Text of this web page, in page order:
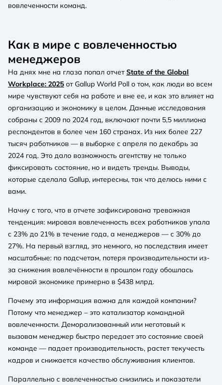
вовлеченности команд.
Как в мире с вовлеченностью
менеджеров
На днях мне на глаза попал отчетState of the Global
Workplace: 2025 от Gallup World Poll о том, как люди во всем
мире чувствуют себя на работе и вне ее, и как это влияет на
организацию и экономику в целом. Данные исследования
собраны с 2009 по 2024 год, включают почти 5,5 миллиона
респондентов в более чем 160 странах. Из них более 227
тысяч работников — в выборке с апреля по декабрь за
2024 год. Это дало возможность агентству не только
фиксировать состояние, но и видеть тренды. Выводы,
которые сделала Gallup, интересны, так что делюсь ними с
вами.
Начну с того, что в отчете зафиксирована тревожная
тенденция: мировая вовлеченность всех работников упала
с 23% до 21% в течение года, а менеджеров — с 30% до
27%. На первый взгляд, это немного, но последствия имеет
масштабные: по подсчетам, потеря производительности из-
за снижения вовлечённости в прошлом году обошлась
мировой экономике примерно в $438 млрд.
Почему эта информация важна для каждой компании?
Потому что менеджер – это катализатор командной
вовлеченности. Деморализованный или неготовый к
вызовам менеджер быстро передает это состояние своей
команде — падает производительность, растет текучесть
кадров и снижается качество обслуживания клиентов.
Параллельно с вовлеченностью снизились и показатели